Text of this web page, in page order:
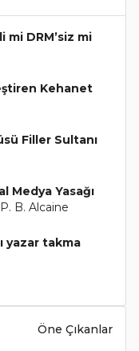
mi DRM’siz mi
Kehanet
Filler Sultanı
Medya Yasağı
B. Alcaine
yazar takma
Öne Çıkanlar